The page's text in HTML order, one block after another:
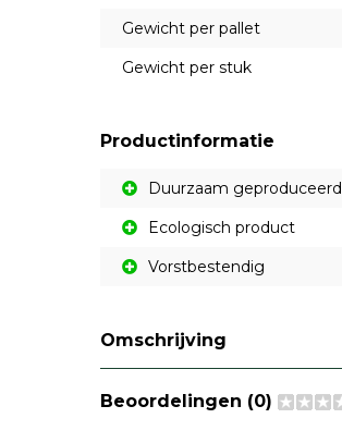
Gewicht per pallet
Gewicht per stuk
Productinformatie
Duurzaam geproduceerd
Ecologisch product
Vorstbestendig
Omschrijving
Beoordelingen (0)